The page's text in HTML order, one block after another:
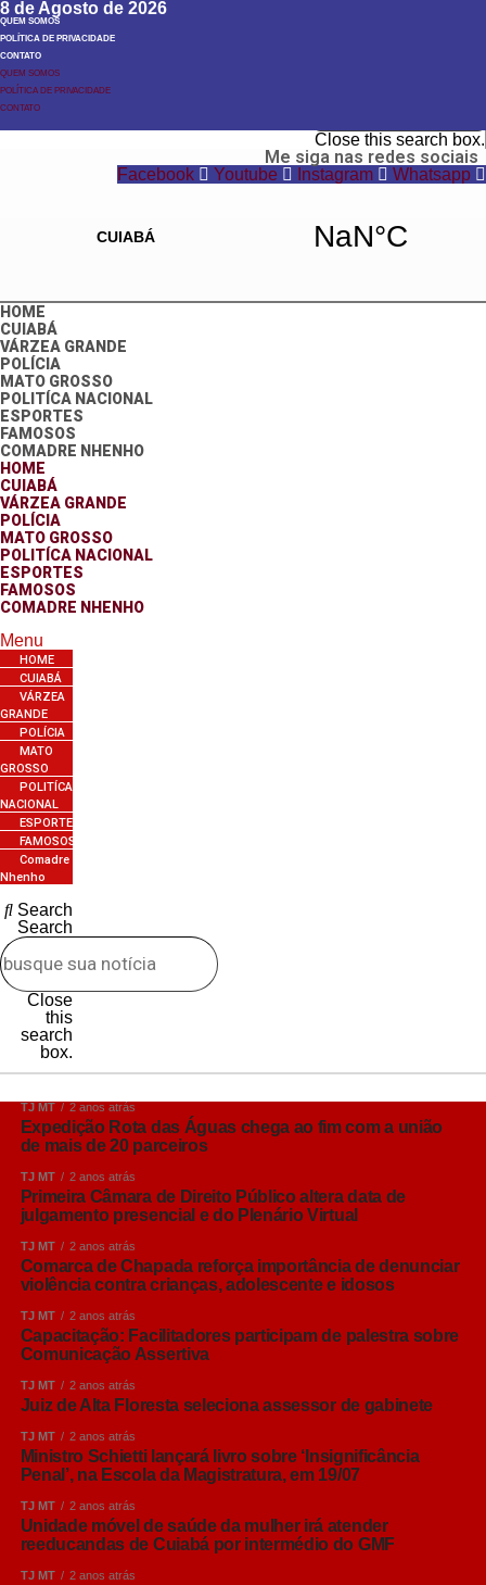
8 de Agosto de 2026
QUEM SOMOS
POLÍTICA DE PRIVACIDADE
CONTATO
QUEM SOMOS
POLÍTICA DE PRIVACIDADE
CONTATO
Close this search box.
Me siga nas redes sociais
Facebook Youtube Instagram Whatsapp
HOME
CUIABÁ
VÁRZEA GRANDE
POLÍCIA
MATO GROSSO
POLITÍCA NACIONAL
ESPORTES
FAMOSOS
COMADRE NHENHO
HOME
CUIABÁ
VÁRZEA GRANDE
POLÍCIA
MATO GROSSO
POLITÍCA NACIONAL
ESPORTES
FAMOSOS
COMADRE NHENHO
Menu
HOME
CUIABÁ
VÁRZEA
GRANDE
POLÍCIA
MATO
GROSSO
POLITÍCA
NACIONAL
ESPORTES
FAMOSOS
Comadre
Nhenho
Search
Search
Close
this
search
box.
TJ MT 2 anos atrás
Expedição Rota das Águas chega ao fim com a união
de mais de 20 parceiros
TJ MT 2 anos atrás
Primeira Câmara de Direito Público altera data de
julgamento presencial e do Plenário Virtual
TJ MT 2 anos atrás
Comarca de Chapada reforça importância de denunciar
violência contra crianças, adolescente e idosos
TJ MT 2 anos atrás
Capacitação: Facilitadores participam de palestra sobre
Comunicação Assertiva
TJ MT 2 anos atrás
Juiz de Alta Floresta seleciona assessor de gabinete
TJ MT 2 anos atrás
Ministro Schietti lançará livro sobre ‘Insignificância
Penal’, na Escola da Magistratura, em 19/07
TJ MT 2 anos atrás
Unidade móvel de saúde da mulher irá atender
reeducandas de Cuiabá por intermédio do GMF
TJ MT 2 anos atrás